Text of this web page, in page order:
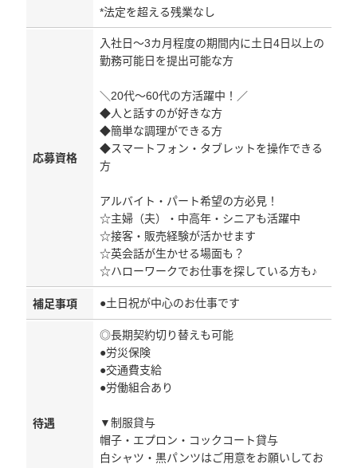
*法定を超える残業なし
応募資格
入社日～3カ月程度の期間内に土日4日以上の
勤務可能日を提出可能な方
＼20代～60代の方活躍中！／
◆人と話すのが好きな方
◆簡単な調理ができる方
◆スマートフォン・タブレットを操作できる
方
アルバイト・パート希望の方必見！
☆主婦（夫）・中高年・シニアも活躍中
☆接客・販売経験が活かせます
☆英会話が生かせる場面も？
☆ハローワークでお仕事を探している方も♪
補足事項 ●土日祝が中心のお仕事です
待遇
◎長期契約切り替えも可能
●労災保険
●交通費支給
●労働組合あり
▼制服貸与
帽子・エプロン・コックコート貸与
白シャツ・黒パンツはご用意をお願いしてお